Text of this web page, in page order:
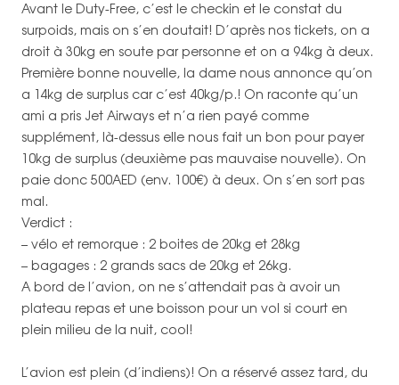
Avant le Duty-Free, c’est le checkin et le constat du
surpoids, mais on s’en doutait! D’après nos tickets, on a
droit à 30kg en soute par personne et on a 94kg à deux.
Première bonne nouvelle, la dame nous annonce qu’on
a 14kg de surplus car c’est 40kg/p.! On raconte qu’un
ami a pris Jet Airways et n’a rien payé comme
supplément, là-dessus elle nous fait un bon pour payer
10kg de surplus (deuxième pas mauvaise nouvelle). On
paie donc 500AED (env. 100€) à deux. On s’en sort pas
mal.
Verdict :
– vélo et remorque : 2 boites de 20kg et 28kg
– bagages : 2 grands sacs de 20kg et 26kg.
A bord de l’avion, on ne s’attendait pas à avoir un
plateau repas et une boisson pour un vol si court en
plein milieu de la nuit, cool!
L’avion est plein (d’indiens)! On a réservé assez tard, du